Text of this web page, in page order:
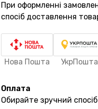
При оформленні
спосіб доставлення
Нова Пошта УкрПошта
Оплата
Обирайте зручний